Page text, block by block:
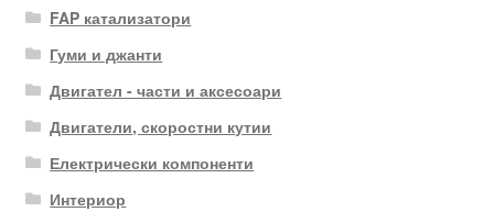
FAP катализатори
Гуми и джанти
Двигател - части и аксесоари
Двигатели, скоростни кутии
Електрически компоненти
Интериор